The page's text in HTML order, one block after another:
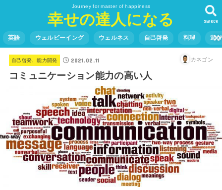
Journey for master of happiness
幸せの達人になる SEARCH
英語 ウェルビーイング ウェルネス 自己啓発 料理 遊
自己啓発、能力開発 2021.02.11 カネゴン
コミュニケーション能力の高い人